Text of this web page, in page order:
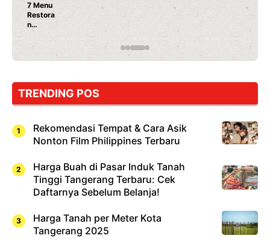
7 Menu
Restora
n
Jepang
yang
Dicoba,
Cuma
Sushi!
TRENDING POS
Rekomendasi Tempat & Cara Asik
Nonton Film Philippines Terbaru
Harga Buah di Pasar Induk Tanah
Tinggi Tangerang Terbaru: Cek
Daftarnya Sebelum Belanja!
Harga Tanah per Meter Kota
Tangerang 2025